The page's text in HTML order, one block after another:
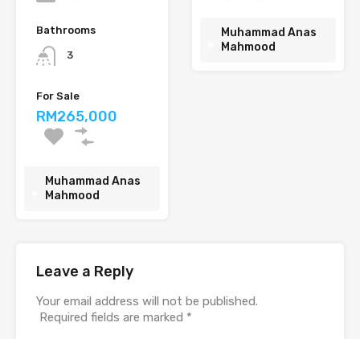
Bathrooms
3
For Sale
RM265,000
Muhammad Anas
Mahmood
Muhammad Anas
Mahmood
Leave a Reply
Your email address will not be published.
Required fields are marked *